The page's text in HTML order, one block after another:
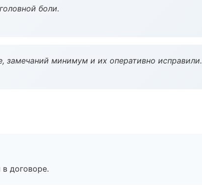
боли.
замечаний минимум и их оперативно исправили.
договоре.